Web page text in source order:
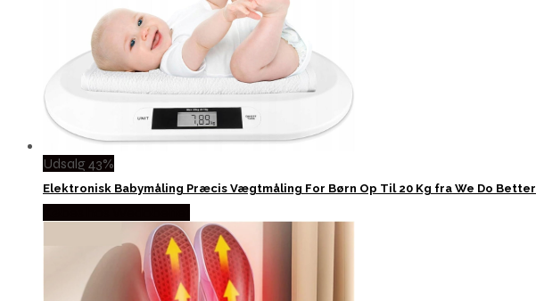
Udsalg 43%
Elektronisk Babymåling Præcis Vægtmåling For Børn Op Til 20 Kg fra We Do Better